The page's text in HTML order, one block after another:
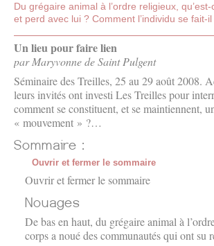
Du grégaire animal à l’ordre religieux,
et perd avec lui ? Comment l’individu se
Un lieu pour faire lien
par Maryvonne de Saint Pulgent
Séminaire des Treilles, 25 au 29 août 2008.
leurs invités ont investi Les Treilles pour
comment se constituent, et se maintiennent,
« mouvement » ?…
Ouvrir et fermer le sommaire
Ouvrir et fermer le sommaire
De bas en haut, du grégaire animal à
corps a noué des communautés qui ont su